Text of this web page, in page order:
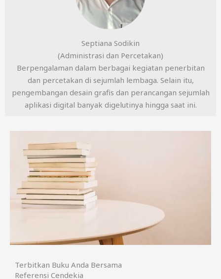
Septiana Sodikin
(Administrasi dan Percetakan)
Berpengalaman dalam berbagai kegiatan penerbitan
dan percetakan di sejumlah lembaga. Selain itu,
pengembangan desain grafis dan perancangan sejumlah
aplikasi digital banyak digelutinya hingga saat ini.
Terbitkan Buku Anda Bersama
Referensi Cendekia